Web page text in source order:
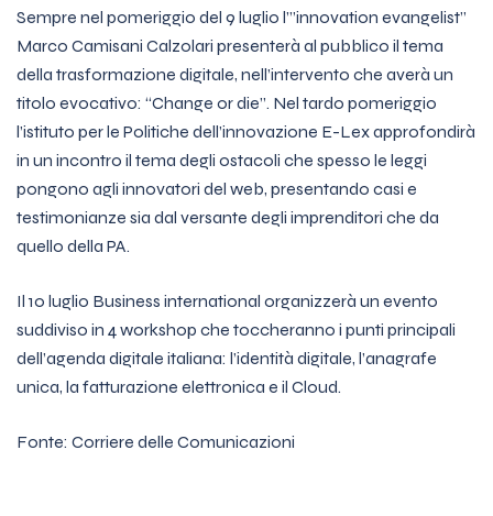
Sempre nel pomeriggio del 9 luglio l’”innovation evangelist”
Marco Camisani Calzolari presenterà al pubblico il tema
della trasformazione digitale, nell’intervento che averà un
titolo evocativo: “Change or die”. Nel tardo pomeriggio
l’istituto per le Politiche dell’innovazione E-Lex approfondirà
in un incontro il tema degli ostacoli che spesso le leggi
pongono agli innovatori del web, presentando casi e
testimonianze sia dal versante degli imprenditori che da
quello della PA.
Il 10 luglio Business international organizzerà un evento
suddiviso in 4 workshop che toccheranno i punti principali
dell’agenda digitale italiana: l’identità digitale, l’anagrafe
unica, la fatturazione elettronica e il Cloud.
Fonte: Corriere delle Comunicazioni